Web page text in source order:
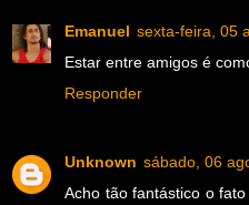
Emanuel sexta-feira, 05
Estar entre amigos é
Responder
Unknown sábado, 06
Acho tão fantástico o